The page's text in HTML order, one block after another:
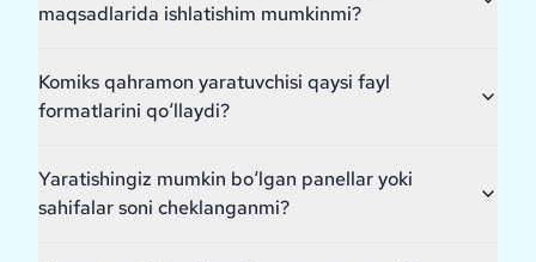
maqsadlarida ishlatishim mumkinmi?
Komiks qahramon yaratuvchisi qaysi fayl
formatlarini qo‘llaydi?
Yaratishingiz mumkin bo‘lgan panellar yoki
sahifalar soni cheklanganmi?